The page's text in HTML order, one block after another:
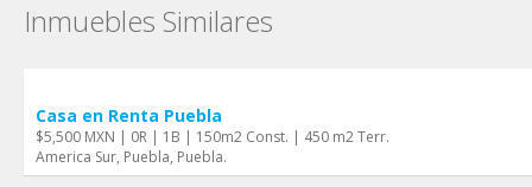
Inmuebles Similares
Casa en Renta Puebla
$5,500 MXN | 0R | 1B | 150m2 Const. | 450 m2 Terr.
America Sur, Puebla, Puebla.